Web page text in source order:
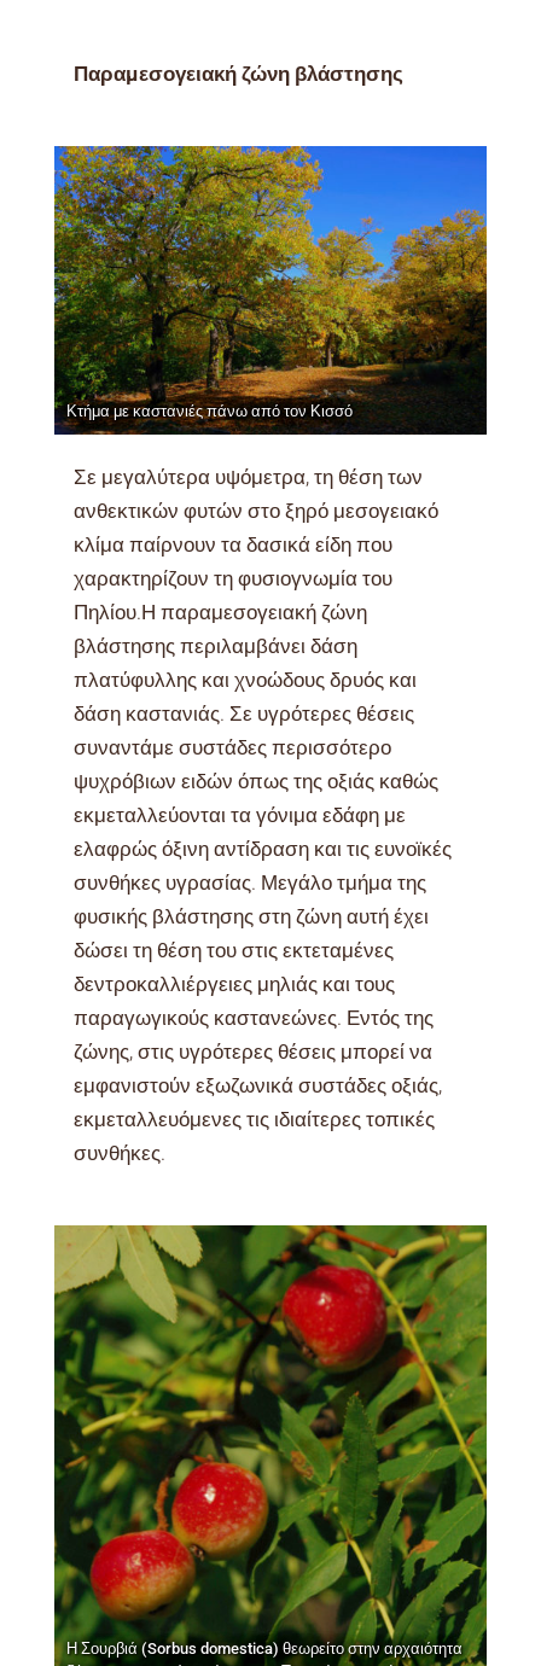
Παραµεσογειακή ζώνη βλάστησης
Κτήμα με καστανιές πάνω από τον Κισσό
Σε μεγαλύτερα υψόμετρα, τη θέση των
ανθεκτικών φυτών στο ξηρό μεσογειακό
κλίμα παίρνουν τα δασικά είδη που
χαρακτηρίζουν τη φυσιογνωμία του
Πηλίου.Η παραμεσογειακή ζώνη
βλάστησης περιλαμβάνει δάση
πλατύφυλλης και χνοώδους δρυός και
δάση καστανιάς. Σε υγρότερες θέσεις
συναντάμε συστάδες περισσότερο
ψυχρόβιων ειδών όπως της οξιάς καθώς
εκμεταλλεύονται τα γόνιμα εδάφη με
ελαφρώς όξινη αντίδραση και τις ευνοϊκές
συνθήκες υγρασίας. Μεγάλο τμήμα της
φυσικής βλάστησης στη ζώνη αυτή έχει
δώσει τη θέση του στις εκτεταμένες
δεντροκαλλιέργειες μηλιάς και τους
παραγωγικούς καστανεώνες. Εντός της
ζώνης, στις υγρότερες θέσεις μπορεί να
εμφανιστούν εξωζωνικά συστάδες οξιάς,
εκμεταλλευόμενες τις ιδιαίτερες τοπικές
συνθήκες.
Η Σουρβιά (Sorbus domestica) θεωρείτο στην αρχαιότητα